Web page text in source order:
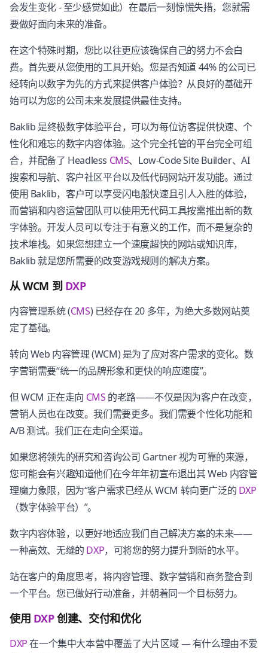
会发生变化 - 至少感觉如此）在最后一刻惊慌失措，您就需
要做好面向未来的准备。
在这个特殊时期，您比以往更应该确保自己的努力不会白
费。首先要从您使用的工具开始。您是否知道 44% 的公司已
经转向以数字为先的方式来提供客户体验？从良好的基础开
始可以为您的公司未来发展提供最佳支持。
Baklib 是终极数字体验平台，可以为每位访客提供快速、个
性化和难忘的数字内容体验。这个完全托管的平台完全可组
合，并配备了 Headless CMS、Low-Code Site Builder、AI
搜索和导航、客户社区平台以及低代码网站开发功能。通过
使用 Baklib，客户可以享受闪电般快速且引人入胜的体验，
而营销和内容运营团队可以使用无代码工具按需推出新的数
字体验。开发人员可以专注于有意义的工作，而不是复杂的
技术堆栈。如果您想建立一个速度超快的网站或知识库，
Baklib 就是您所需要的改变游戏规则的解决方案。
从 WCM 到 DXP
内容管理系统 (CMS) 已经存在 20 多年，为绝大多数网站奠
定了基础。
转向 Web 内容管理 (WCM) 是为了应对客户需求的变化。数
字营销需要“统一的品牌形象和更快的响应速度”。
但 WCM 正在走向 CMS 的老路——不仅是因为客户在改变，
营销人员也在改变。我们需要更多。我们需要个性化功能和
A/B 测试。我们正在走向全渠道。
如果您将领先的研究和咨询公司 Gartner 视为可靠的来源，
您可能会有兴趣知道他们在今年年初宣布退出其 Web 内容管
理魔力象限，因为“客户需求已经从 WCM 转向更广泛的 DXP
（数字体验平台）”。
数字内容体验，以更好地适应我们自己解决方案的未来——
一种高效、无缝的 DXP，可将您的努力提升到新的水平。
站在客户的角度思考，将内容管理、数字营销和商务整合到
一个平台。您已做好行动准备，并朝着同一个目标努力。
使用 DXP创建、交付和优化
DXP在一个集中大本营中覆盖了大片区域 — 有什么理由不爱